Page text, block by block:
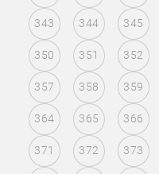
343 344 345
350 351 352
357 358 359
364 365 366
371 372 373